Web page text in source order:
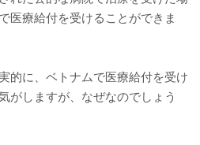
医療給付を受けることができま
的に、ベトナムで医療給付を受け
がしますが、なぜなのでしょう